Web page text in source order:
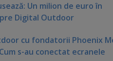
Un milion de euro în
Digital Outdoor
cu fondatorii Phoenix
s-au conectat ecranele